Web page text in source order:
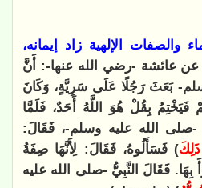
والصفات الإلهية زاد إيمانه،
عن عائشة -رضي الله عنها-: أَنَّ
بَعَثَ رَجُلًا عَلَى سَرِيَّةٍ، وَكَانَ
فَيَخْتِمُ بِقُلْ هُوَ اللَّهُ أَحَدٌ، فَلَمَّا
-صلى الله عليه وسلم-، فَقَالَ:
) فَسَأَلُوهُ، فَقَالَ: لِأَنَّهَا صِفَةُ
بِهَا. فَقَالَ النَّبِيُّ -صلى الله عليه